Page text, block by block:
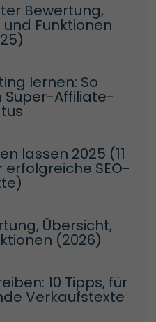
Bewertung,
und Funktionen
lernen: So
Super-Affiliate-
lassen 2025 (11
SEO-
Übersicht,
(2026)
10 Tipps, für
Verkaufstexte